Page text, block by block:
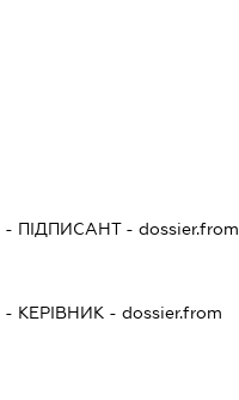
- ПІДПИСАНТ- dossier.from
- КЕРІВНИК - dossier.from